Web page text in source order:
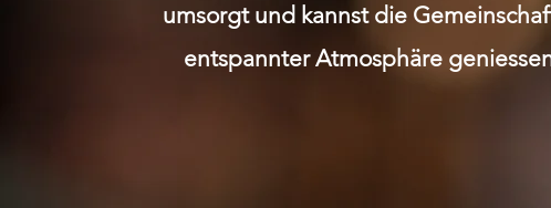
umsorgt und kannst die
entspannter Atmosphäre